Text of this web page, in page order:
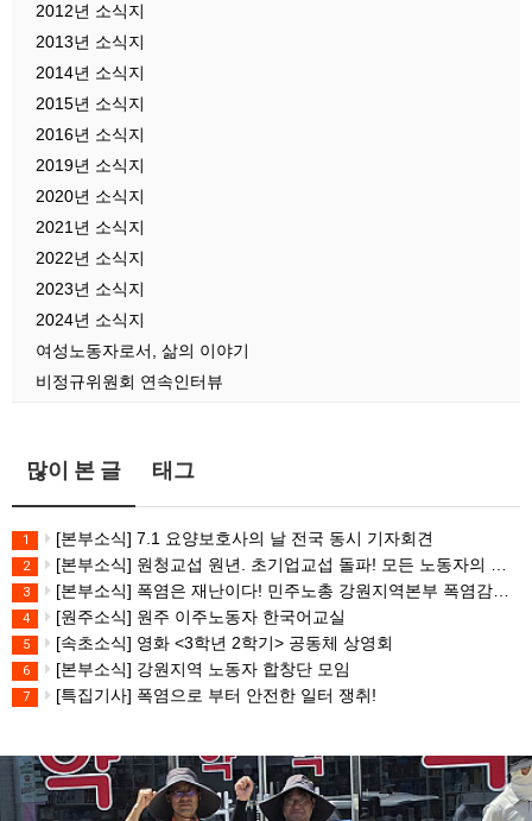
2012년 소식지
2013년 소식지
2014년 소식지
2015년 소식지
2016년 소식지
2019년 소식지
2020년 소식지
2021년 소식지
2022년 소식지
2023년 소식지
2024년 소식지
여성노동자로서, 삶의 이야기
비정규위원회 연속인터뷰
많이 본 글 태그
1 [본부소식] 7.1 요양보호사의 날 전국 동시 기자회견
2 [본부소식] 원청교섭 원년. 초기업교섭 돌파! 모든 노동자의 노동기본권 쟁취! 민주노총 7.15 총파업대회
3 [본부소식] 폭염은 재난이다! 민주노총 강원지역본부 폭염감시단 선포 기자회견
4 [원주소식] 원주 이주노동자 한국어교실
5 [속초소식] 영화 <3학년 2학기> 공동체 상영회
6 [본부소식] 강원지역 노동자 합창단 모임
7 [특집기사] 폭염으로 부터 안전한 일터 쟁취!